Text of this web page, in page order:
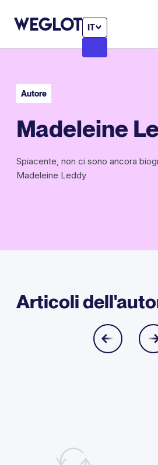
IT
Autore
Madeleine
Spiacente, non ci sono ancora
Madeleine Leddy
Articoli